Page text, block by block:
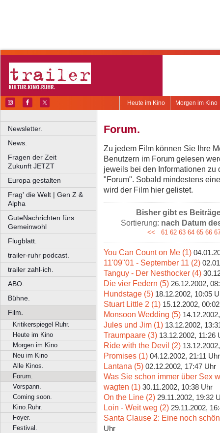
Morgen im Kino
Heute im Kino
Newsletter.
News.
Fragen der Zeit
Zukunft JETZT
Europa gestalten
Frag' die Welt | Gen Z &
Alpha
GuteNachrichten fürs
Gemeinwohl
Flugblatt.
trailer-ruhr podcast.
trailer zahl-ich.
ABO.
Bühne.
Film.
Kritikerspiegel Ruhr.
Heute im Kino
Morgen im Kino
Neu im Kino
Alle Kinos.
Forum.
Vorspann.
Coming soon.
Kino.Ruhr.
Foyer.
Festival.
Forum.
Zu jedem Film können Sie Ihre
Benutzern im Forum gelesen
jeweils bei den Informationen zu
"Forum". Sobald mindestens
wird der Film hier gelistet.
Bisher gibt es
Sortierung: nach Datum
<< 61 62 63 64 65 66
You Can Count on Me (1)
11'09"01 - September 11 (2)
Tanguy - Der Nesthocker (4)
Die vier Federn (5) 26.12.2002,
Hundstage (5) 18.12.2002, 10:05
Stuart Little 2 (1) 15.12.2002,
Monsoon Wedding (5)
Jules und Jim (1) 13.12.2002,
Traumpaare (3) 13.12.2002, 11:26
Ride with the Devil (2)
Promises (1) 04.12.2002, 21:11 Uhr
Lantana (5) 02.12.2002, 17:47 Uhr
Was Sie schon immer über Sex
wagten (1) 30.11.2002, 10:38 Uhr
On the Line (2) 29.11.2002, 19:32
Loin - Weit weg (2) 29.11.2002,
Santa Clause 2: Eine noch
Uhr